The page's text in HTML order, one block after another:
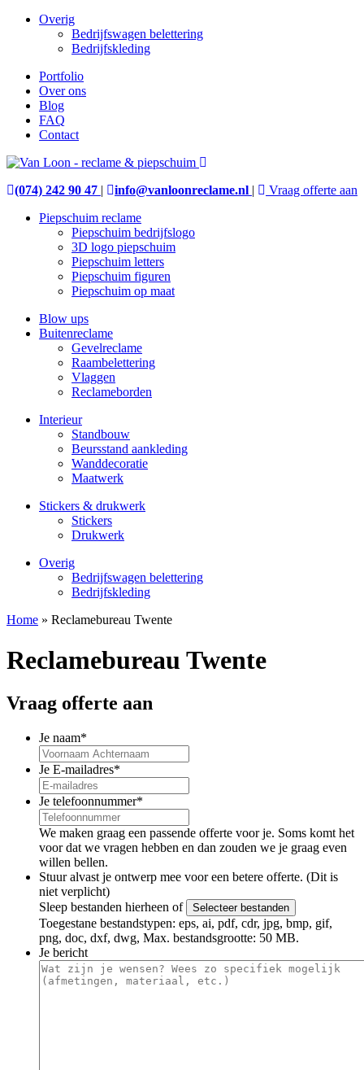
Overig
Bedrijfswagen belettering
Bedrijfskleding
Portfolio
Over ons
Blog
FAQ
Contact
(074) 242 90 47 info@vanloonreclame.nl
Vraag offerte aan
Piepschuim reclame
Piepschuim bedrijfslogo
3D logo piepschuim
Piepschuim letters
Piepschuim figuren
Piepschuim op maat
Blow ups
Buitenreclame
Gevelreclame
Raambelettering
Vlaggen
Reclameborden
Interieur
Standbouw
Beursstand aankleding
Wanddecoratie
Maatwerk
Stickers & drukwerk
Stickers
Drukwerk
Overig
Bedrijfswagen belettering
Bedrijfskleding
Home » Reclamebureau Twente
Reclamebureau Twente
Vraag offerte aan
Je naam*
Je E-mailadres*
Je telefoonnummer*
We maken graag een passende offerte voor je. Soms komt het
voor dat we vragen hebben en dan zouden we je graag even
willen bellen.
Stuur alvast je ontwerp mee voor een betere offerte. (Dit is
niet verplicht)
Sleep bestanden hierheen of
Selecteer bestanden
Toegestane bestandstypen: eps, ai, pdf, cdr, jpg, bmp, gif,
png, doc, dxf, dwg, Max. bestandsgrootte: 50 MB.
Je bericht